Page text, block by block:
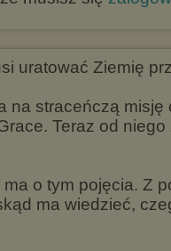
uratować Ziemię
na straceńczą
Teraz od
o tym pojęcia. Z
ma wiedzieć,